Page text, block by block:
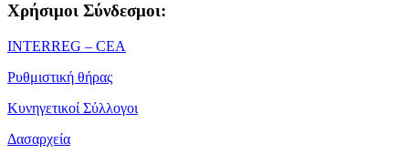
Χρήσιμοι Σύνδεσμοι:
ΙΝΤΕRREG – CEA
Ρυθμιστική θήρας
Κυνηγετικοί Σύλλογοι
Δασαρχεία